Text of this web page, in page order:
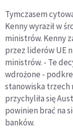
Tymczasem
Kenny wyraził w
ministrów. Kenny
przez liderów UE
ministrów. - Te
wdrożone -
stanowiska trzech
przychyliła się
powinien brać na
banków.